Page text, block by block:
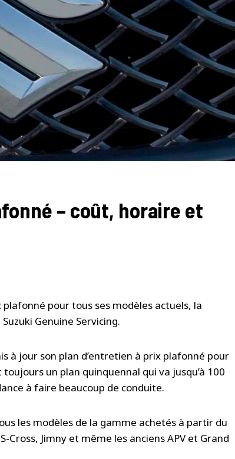
– coût, horaire et
pour tous ses modèles actuels, la
Genuine Servicing.
à jour son plan d’entretien à prix plafonné pour
un plan quinquennal qui va jusqu’à 100
à faire beaucoup de conduite.
les modèles de la gamme achetés à partir du
Cross, Jimny et même les anciens APV et Grand